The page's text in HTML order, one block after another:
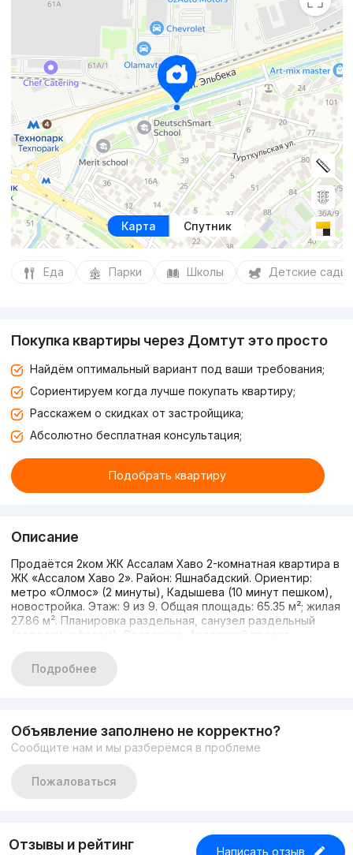
Карта Спутник
Еда Парки Школы Детские сады
Покупка квартиры через Домтут это просто
Найдём оптимальный вариант под ваши требования;
Сориентируем когда лучше покупать квартиру;
Расскажем о скидках от застройщика;
Абсолютно бесплатная консультация;
Подобрать квартиру
Описание
Продаётся 2ком ЖК Ассалам Хаво 2-комнатная квартира в
ЖК «Ассалом Хаво 2». Район: Яшнабадский. Ориентир:
метро «Олмос» (2 минуты), Кадышева (10 минут пешком),
новостройка. Этаж: 9 из 9. Общая площадь: 65.35 м²; жилая
27.86 м². Планировка раздельная, санузел раздельный
(отделан кафелем). Состояние: Авторский проект
жилой, полностью сдан, кадастр есть. Натяжные потолки,
напольное покрытие — ламинат. Застекленный балкон,
Цена: 75 000 у.е. Анвар. 971161913.
Подробнее
Объявление заполнено не корректно?
Сообщите нам и мы разберёмся в проблеме
Пожаловаться
Отзывы и рейтинг Написать отзыв